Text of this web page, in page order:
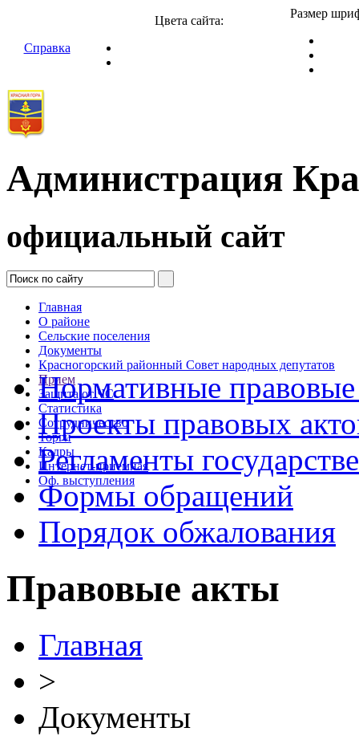
Справка
Цвета сайта:
Размер
Администрация
официальный сайт
Главная
О районе
Сельские поселения
Документы
Красногорский районный Совет народных депутатов
Прием
Защита от ЧС
Статистика
Сотрудничество
Торги
Кадры
Интернет-приемная
Оф. выступления
Нормативные
Проекты правовых
Регламенты
Формы обращений
Порядок обжалования
Правовые акты
Главная
>
Документы